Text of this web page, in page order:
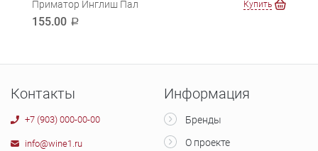
Приматор Инглиш Пал
155.00 a
Купить
Контакты
+7 (903) 000-00-00
info@wine1.ru
Информация
Бренды
О проекте